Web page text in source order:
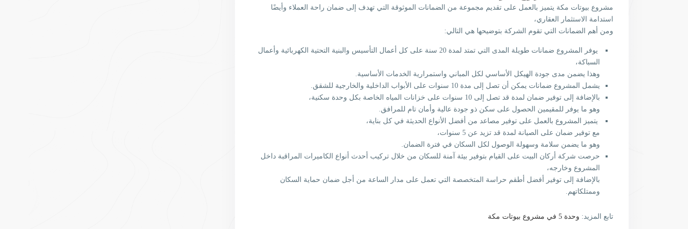
مشروع بيوتات مكة يتميز بالعمل على تقديم مجموعة من الضمانات الموثوقة التي تهدف إلى ضمان راحة العملاء وأيضًا
استدامة الاستثمار العقاري،
ومن أهم الضمانات التي تقوم الشركة بتوضيحها هي التالي:
يوفر المشروع ضمانات طويلة المدى التي تمتد لمدة 20 سنة على كل أعمال التأسيس والبنية التحتية الكهربائية وأعمال
السباكة،
وهذا يضمن مدى جودة الهيكل الأساسي لكل المباني واستمرارية الخدمات الأساسية.
يشمل المشروع ضمانات يمكن أن تصل إلى مدة 10 سنوات على الأبواب الداخلية والخارجية للشقق.
بالإضافة إلى توفير ضمان لمدة قد تصل إلى 10 سنوات على خزانات المياه الخاصة بكل وحدة سكنية،
وهو ما يوفر للمقيمين الحصول على سكن ذو جودة عالية وأمان تام للمرافق.
يتميز المشروع بالعمل على توفير مصاعد من أفضل الأنواع الحديثة في كل بناية،
مع توفير ضمان على الصيانة لمدة قد تزيد عن 5 سنوات،
وهو ما يضمن سلامة وسهولة الوصول لكل السكان في فترة الضمان.
حرصت شركة أركان البيت على القيام بتوفير بيئة آمنة للسكان من خلال تركيب أحدث أنواع الكاميرات المراقبة داخل
المشروع وخارجه،
بالإضافة إلى توفير أفضل أطقم حراسة المتخصصة التي تعمل على مدار الساعة من أجل ضمان حماية السكان
وممتلكاتهم.
تابع المزيد: وحدة 5 في مشروع بيوتات مكة